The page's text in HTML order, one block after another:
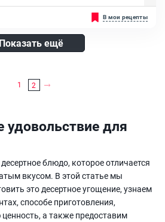
персики
необычное блюдо, которые вы
у себя дома. Это горячее
вкусным и очень полезным. Данное
к любому застолью, чтобы удивить
а также близких. В брокколи
В мои рецепты
Показать ещё
1 2
для
блюдо, которое отличается
вкусом. В этой статье мы
это десертное угощение, узнаем
способе приготовления,
а также предоставим